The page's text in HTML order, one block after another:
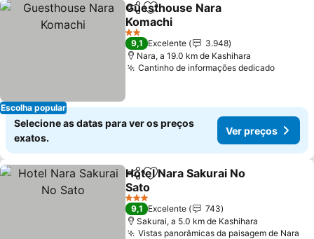
Escolha popular
PartilharAdicionar aos favoritos
Guesthouse Nara
Komachi
2 Estrelas
9,1 Excelente
3.948
Nara, a 19.0 km de Kashihara
Cantinho de informações dedicado
Selecione as datas para ver os preços
exatos.
Ver preços
PartilharAdicionar aos favoritos
Hotel Nara Sakurai No
Sato
3 Estrelas
9,1 Excelente
743
Sakurai, a 5.0 km de Kashihara
Vistas panorâmicas da paisagem de Nara